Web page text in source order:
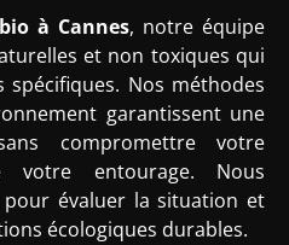
à Cannes, notre équipe
et non toxiques qui
spécifiques. Nos méthodes
garantissent une
compromettre votre
entourage. Nous
évaluer la situation et
écologiques durables.